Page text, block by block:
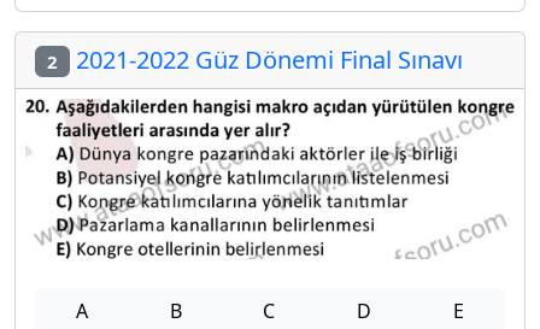
2 2021-2022 Güz Dönemi Final Sınavı
A B C D E